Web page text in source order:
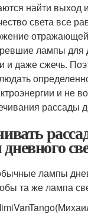
найти выход
света все
лампы
и даже сжечь.
и не
рассады
лампы
та же лампа